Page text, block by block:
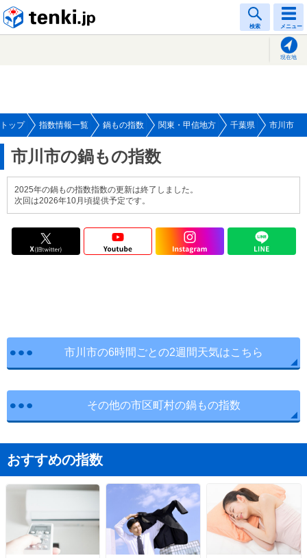
検索 メニュー
現在地
トップ 指数情報一覧 鍋もの指数 関東・甲信地方 千葉県 市川市
市川市の鍋もの指数
2025年の鍋もの指数指数の更新は終了しました。
次回は2026年10月頃提供予定です。
市川市の6時間ごとの2週間天気はこちら
その他の市区町村の鍋もの指数
おすすめの指数